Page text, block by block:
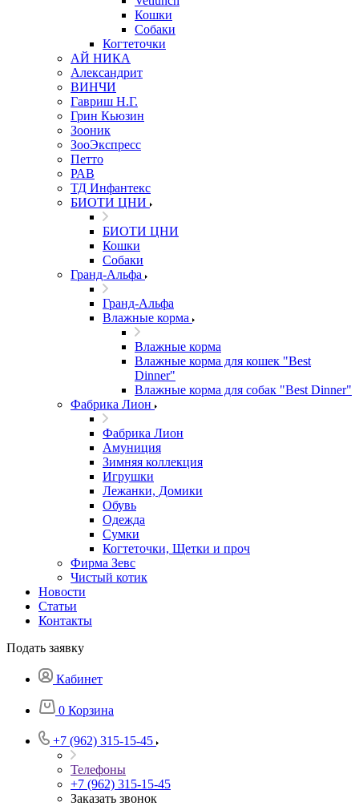
Кошки
Собаки
Когтеточки
АЙ НИКА
Александрит
ВИНЧИ
Гавриш Н.Г.
Грин Кьюзин
Зооник
ЗооЭкспресс
Петто
РАВ
ТД Инфантекс
БИОТИ ЦНИ
БИОТИ ЦНИ
Кошки
Собаки
Гранд-Альфа
Гранд-Альфа
Влажные корма
Влажные корма
Влажные корма для кошек "Best
Dinner"
Влажные корма для собак "Best Dinner"
Фабрика Лион
Фабрика Лион
Амуниция
Зимняя коллекция
Игрушки
Лежанки, Домики
Обувь
Одежда
Сумки
Когтеточки, Щетки и проч
Фирма Зевс
Чистый котик
Новости
Статьи
Контакты
Подать заявку
Кабинет
0 Корзина
+7 (962) 315-15-45
Телефоны
+7 (962) 315-15-45
Заказать звонок